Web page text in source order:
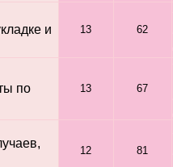
и
13 62
по
13 67
12 81